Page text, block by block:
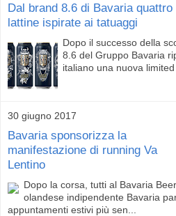
Dal brand 8.6 di Bavaria quattro
lattine ispirate ai tatuaggi
Dopo il successo della
8.6 del Gruppo Bavaria
italiano una nuova limited
30 giugno 2017
Bavaria sponsorizza la
manifestazione di running Va
Lentino
Dopo la corsa, tutti al Bavaria
olandese indipendente Bavaria
appuntamenti estivi più sen...